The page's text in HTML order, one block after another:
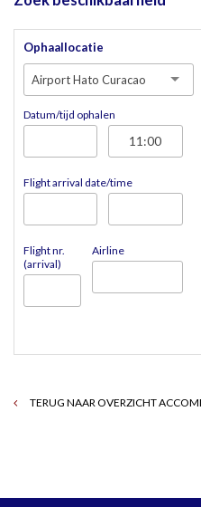
Ophaallocatie
Airport Hato Curacao
Datum/tijd ophalen
Flight arrival date/time
Flight nr.
(arrival)
Airline
TERUG NAAR OVERZICHT